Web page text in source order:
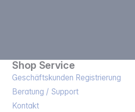
Shop Service
Geschäftskunden Registrierung
Beratung / Support
Kontakt